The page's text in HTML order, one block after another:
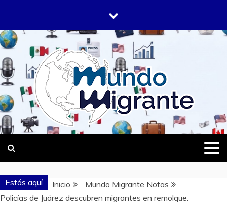
contenido
MUNDO
MIGRANTE
DONDE TODOS SOMOS MIGRANTES
Estás aquí Inicio
Mundo Migrante Notas
Policías de Juárez descubren migrantes en remolque.